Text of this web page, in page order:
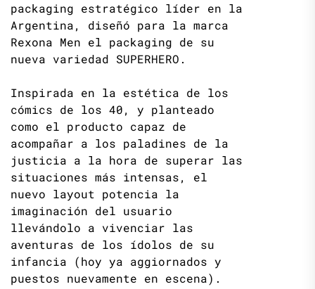
packaging estratégico líder en la
Argentina, diseñó para la marca
Rexona Men el packaging de su
nueva variedad SUPERHERO.
Inspirada en la estética de los
cómics de los 40, y planteado
como el producto capaz de
acompañar a los paladines de la
justicia a la hora de superar las
situaciones más intensas, el
nuevo layout potencia la
imaginación del usuario
llevándolo a vivenciar las
aventuras de los ídolos de su
infancia (hoy ya aggiornados y
puestos nuevamente en escena).